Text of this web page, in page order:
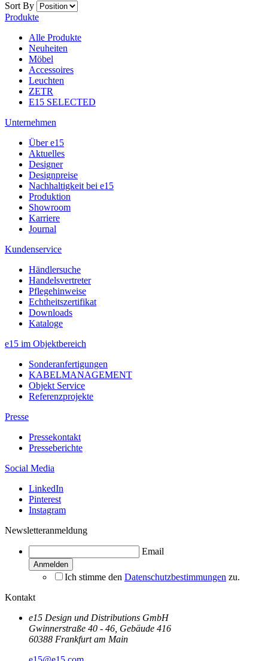
Sort By
Produkte
Alle Produkte
Neuheiten
Möbel
Accessoires
Leuchten
ZETR
E15 SELECTED
Unternehmen
Über e15
Aktuelles
Designer
Designpreise
Nachhaltigkeit bei e15
Produktion
Showroom
Karriere
Journal
Kundenservice
Händlersuche
Handelsvertreter
Pflegehinweise
Echtheitszertifikat
Downloads
Kataloge
e15 im Objektbereich
Sonderanfertigungen
KABELMANAGEMENT
Objekt Service
Referenzprojekte
Presse
Pressekontakt
Presseberichte
Social Media
LinkedIn
Pinterest
Instagram
Newsletteranmeldung
Email
Ich stimme den Datenschutzbestimmungen zu.
Kontakt
e15 Design und Distributions GmbH
Gwinnerstraße 40 - 46, Gebäude 416
60388 Frankfurt am Main